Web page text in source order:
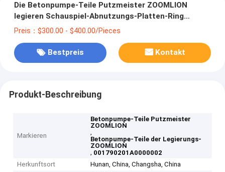
Die Betonpumpe-Teile Putzmeister ZOOMLION
legieren Schauspiel-Abnutzungs-Platten-Ring
001790201A0000002
Preis：$300.00 - $400.00/Pieces
Bestpreis Kontakt
Produkt-Beschreibung
Markieren
Betonpumpe-Teile Putzmeister
ZOOMLION
,
Betonpumpe-Teile der Legierungs-
ZOOMLION
, 001790201A0000002
Herkunftsort
Hunan, China, Changsha, China